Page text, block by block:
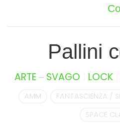
Pallini
ARTE– SVAGO LOCK
AMM FANTASCIENZA /
SPACE